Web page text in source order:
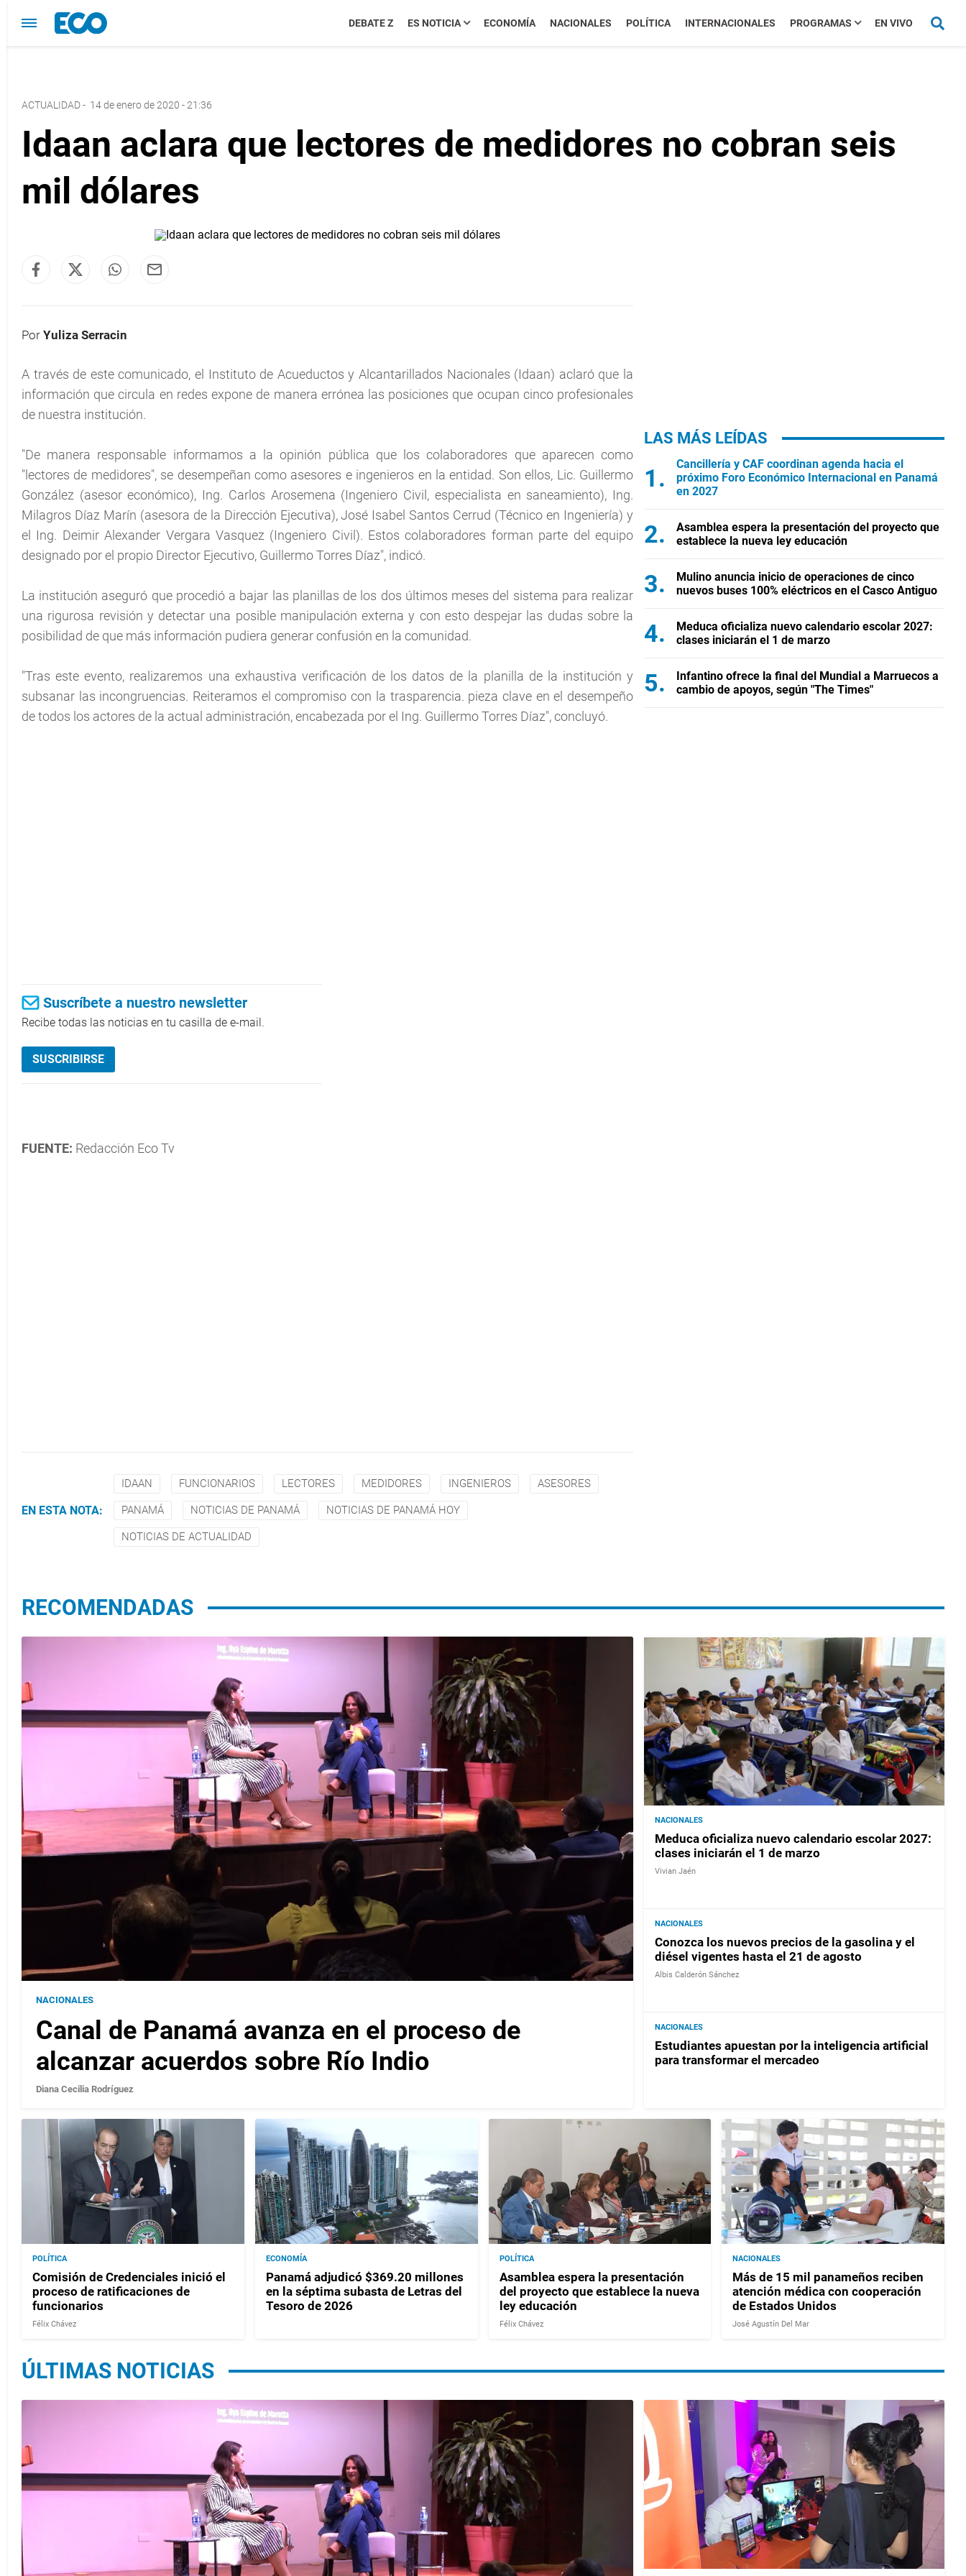
DEBATE Z ES NOTICIA ECONOMÍA NACIONALES POLÍTICA INTERNACIONALES PROGRAMAS EN VIVO
ACTUALIDAD- 14 de enero de 2020 - 21:36
Idaan aclara que lectores de medidores no cobran seis
mil dólares
Por Yuliza Serracin
A través de este comunicado, el Instituto de Acueductos y Alcantarillados Nacionales (Idaan) aclaró que la
información que circula en redes expone de manera errónea las posiciones que ocupan cinco profesionales
de nuestra institución.
"De manera responsable informamos a la opinión pública que los colaboradores que aparecen como
"lectores de medidores", se desempeñan como asesores e ingenieros en la entidad. Son ellos, Lic. Guillermo
González (asesor económico), Ing. Carlos Arosemena (Ingeniero Civil, especialista en saneamiento), Ing.
Milagros Díaz Marín (asesora de la Dirección Ejecutiva), José Isabel Santos Cerrud (Técnico en Ingeniería) y
el Ing. Deimir Alexander Vergara Vasquez (Ingeniero Civil). Estos colaboradores forman parte del equipo
designado por el propio Director Ejecutivo, Guillermo Torres Díaz", indicó.
La institución aseguró que procedió a bajar las planillas de los dos últimos meses del sistema para realizar
una rigurosa revisión y detectar una posible manipulación externa y con esto despejar las dudas sobre la
posibilidad de que más información pudiera generar confusión en la comunidad.
"Tras este evento, realizaremos una exhaustiva verificación de los datos de la planilla de la institución y
subsanar las incongruencias. Reiteramos el compromiso con la trasparencia. pieza clave en el desempeño
de todos los actores de la actual administración, encabezada por el Ing. Guillermo Torres Díaz", concluyó.
Suscríbete a nuestro newsletter
Recibe todas las noticias en tu casilla de e-mail.
SUSCRIBIRSE
FUENTE: Redacción Eco Tv
EN ESTA NOTA:
IDAAN FUNCIONARIOS LECTORES MEDIDORES INGENIEROS ASESORES
PANAMÁ NOTICIAS DE PANAMÁ NOTICIAS DE PANAMÁ HOY
NOTICIAS DE ACTUALIDAD
LAS MÁS LEÍDAS
Cancillería y CAF coordinan agenda hacia el
próximo Foro Económico Internacional en Panamá
en 2027
Asamblea espera la presentación del proyecto que
establece la nueva ley educación
Mulino anuncia inicio de operaciones de cinco
nuevos buses 100% eléctricos en el Casco Antiguo
Meduca oficializa nuevo calendario escolar 2027:
clases iniciarán el 1 de marzo
Infantino ofrece la final del Mundial a Marruecos a
cambio de apoyos, según "The Times"
RECOMENDADAS
NACIONALES
Canal de Panamá avanza en el proceso de
alcanzar acuerdos sobre Río Indio
Diana Cecilia Rodríguez
NACIONALES
Meduca oficializa nuevo calendario escolar 2027:
clases iniciarán el 1 de marzo
Vivian Jaén
NACIONALES
Conozca los nuevos precios de la gasolina y el
diésel vigentes hasta el 21 de agosto
Albis Calderón Sánchez
NACIONALES
Estudiantes apuestan por la inteligencia artificial
para transformar el mercadeo
POLÍTICA
Comisión de Credenciales inició el
proceso de ratificaciones de
funcionarios
Félix Chávez
ECONOMÍA
Panamá adjudicó $369.20 millones
en la séptima subasta de Letras del
Tesoro de 2026
POLÍTICA
Asamblea espera la presentación
del proyecto que establece la nueva
ley educación
Félix Chávez
NACIONALES
Más de 15 mil panameños reciben
atención médica con cooperación
de Estados Unidos
José Agustín Del Mar
ÚLTIMAS NOTICIAS